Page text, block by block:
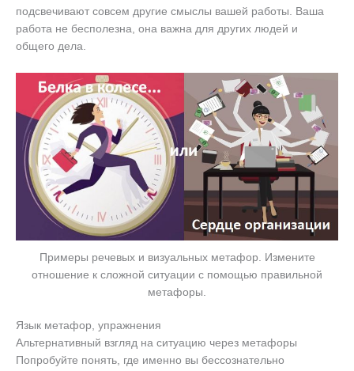
подсвечивают совсем другие смыслы вашей работы. Ваша
работа не бесполезна, она важна для других людей и
общего дела.
Примеры речевых и визуальных метафор. Измените
отношение к сложной ситуации с помощью правильной
метафоры.
Язык метафор, упражнения
Альтернативный взгляд на ситуацию через метафоры
Попробуйте понять, где именно вы бессознательно